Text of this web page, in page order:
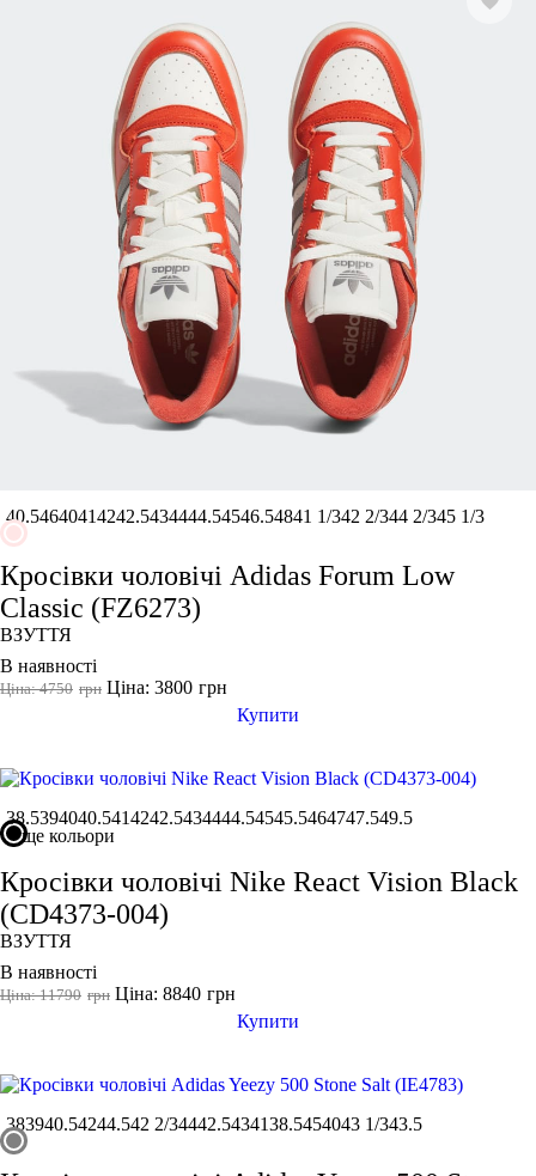
40.54640414242.5434444.54546.54841 1/342 2/344 2/345 1/3
Кросівки чоловічі Adidas Forum Low
Classic (FZ6273)
ВЗУТТЯ
В наявності
грн
Ціна: 4750 грн
Ціна: 3800
Купити
38.5394040.5414242.5434444.54545.5464747.549.5
ще кольори
Кросівки чоловічі Nike React Vision Black
(CD4373-004)
ВЗУТТЯ
В наявності
грн
Ціна: 11790 грн
Ціна: 8840
Купити
383940.54244.542 2/34442.5434138.5454043 1/343.5